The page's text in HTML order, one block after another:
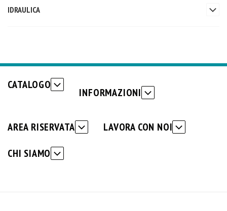
IDRAULICA
CHI SIAMO
CATALOGO
INFORMAZIONI
AREA RISERVATA LAVORA CON NOI